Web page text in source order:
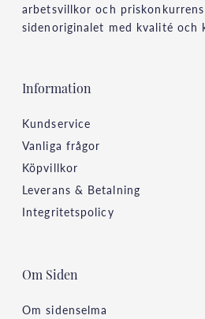
arbetsvillkor och
sidenoriginalet med kvalité och
Information
Kundservice
Vanliga frågor
Köpvillkor
Leverans & Betalning
Integritetspolicy
Om Siden
Om sidenselma